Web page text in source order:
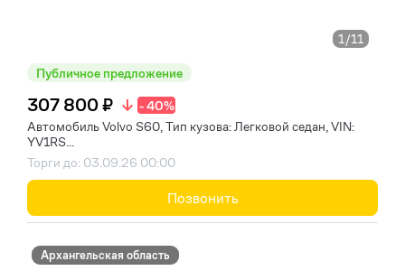
1/11
Публичное предложение
307 800 ₽
- 40%
Автомобиль Volvo S60, Тип кузова: Легковой седан, VIN:
YV1RS...
Торги до: 03.09.26 00:00
Позвонить
Архангельская область